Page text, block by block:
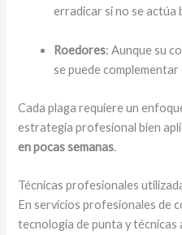
erradicar si no se actúa
Roedores: Aunque su
se puede
Cada plaga requiere un
estrategia profesional bien
en pocas semanas.
Técnicas profesionales
En servicios profesionales de
tecnología de punta y técnicas